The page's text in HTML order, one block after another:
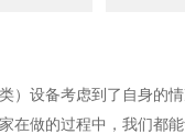
）设备考虑到了自身的
在做的过程中，我们都能